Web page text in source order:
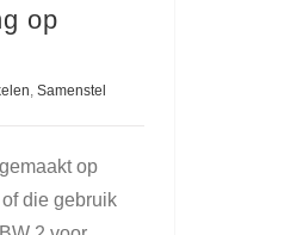
op
, Samenstel
op
die gebruik